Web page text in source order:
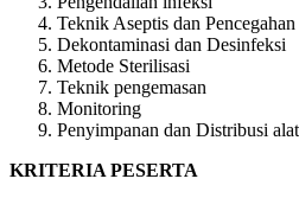
Teknik Aseptis dan
Dekontaminasi dan Desinfeksi
Metode Sterilisasi
Teknik pengemasan
Monitoring
Penyimpanan dan Distribusi
KRITERIA PESERTA